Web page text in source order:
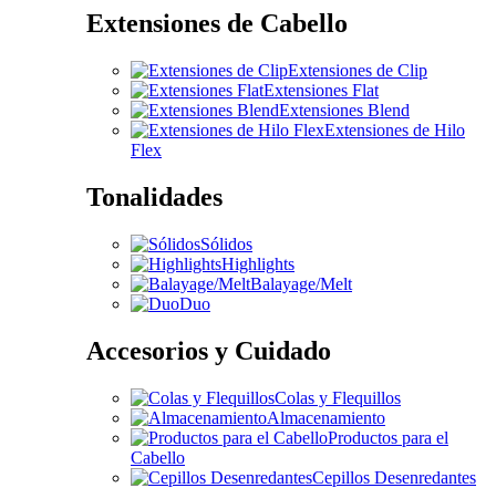
Extensiones de Cabello
Extensiones de Clip
Extensiones Flat
Extensiones Blend
Extensiones de Hilo
Flex
Tonalidades
Sólidos
Highlights
Balayage/Melt
Duo
Accesorios y Cuidado
Colas y Flequillos
Almacenamiento
Productos para el
Cabello
Cepillos Desenredantes